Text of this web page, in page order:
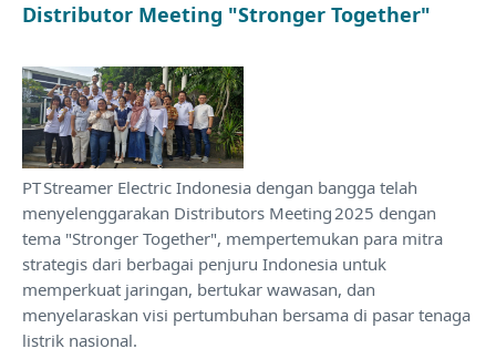
Distributor Meeting "Stronger Together"
PT Streamer Electric Indonesia dengan bangga telah
menyelenggarakan Distributors Meeting 2025 dengan
tema "Stronger Together", mempertemukan para mitra
strategis dari berbagai penjuru Indonesia untuk
memperkuat jaringan, bertukar wawasan, dan
menyelaraskan visi pertumbuhan bersama di pasar tenaga
listrik nasional.